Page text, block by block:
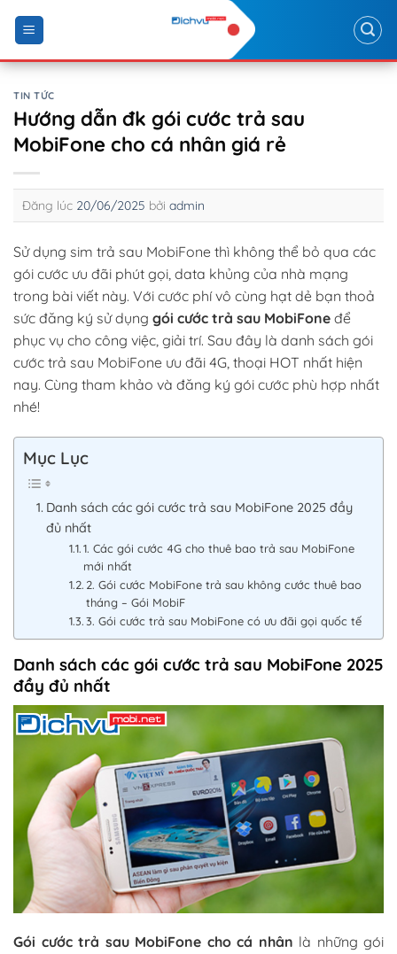
content
TIN TỨC
Hướng dẫn đk gói cước trả sau
MobiFone cho cá nhân giá rẻ
Đăng lúc 20/06/2025 bởi admin
Sử dụng sim trả sau MobiFone thì không thể bỏ qua các
gói cước ưu đãi phút gọi, data khủng của nhà mạng
trong bài viết này. Với cước phí vô cùng hạt dẻ bạn thoả
sức đăng ký sử dụng gói cước trả sau MobiFone để
phục vụ cho công việc, giải trí. Sau đây là danh sách gói
cước trả sau MobiFone ưu đãi 4G, thoại HOT nhất hiện
nay. Cùng tham khảo và đăng ký gói cước phù hợp nhất
nhé!
Mục Lục
Danh sách các gói cước trả sau MobiFone 2025 đầy
đủ nhất
1. Các gói cước 4G cho thuê bao trả sau MobiFone
mới nhất
2. Gói cước MobiFone trả sau không cước thuê bao
tháng – Gói MobiF
3. Gói cước trả sau MobiFone có ưu đãi gọi quốc tế
Danh sách các gói cước trả sau MobiFone 2025
đầy đủ nhất
Gói cước trả sau MobiFone cho cá nhân là những gói